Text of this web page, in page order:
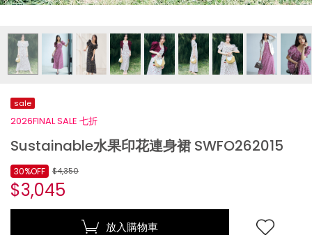
sale
2026FINAL SALE 七折
Sustainable水果印花連身裙 SWFO262015
$4,350
$3,045
30%OFF
放入購物車